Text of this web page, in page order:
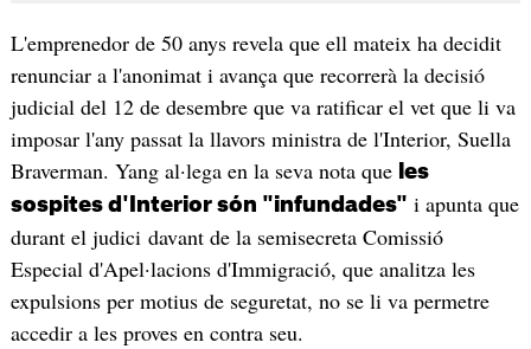
L'emprenedor de 50 anys revela que ell mateix ha decidit
renunciar a l'anonimat i avança que recorrerà la decisió
judicial del 12 de desembre que va ratificar el vet que li va
imposar l'any passat la llavors ministra de l'Interior, Suella
Braverman. Yang al·lega en la seva nota que les
sospites d'Interior són "infundades" i apunta que
durant el judici davant de la semisecreta Comissió
Especial d'Apel·lacions d'Immigració, que analitza les
expulsions per motius de seguretat, no se li va permetre
accedir a les proves en contra seu.